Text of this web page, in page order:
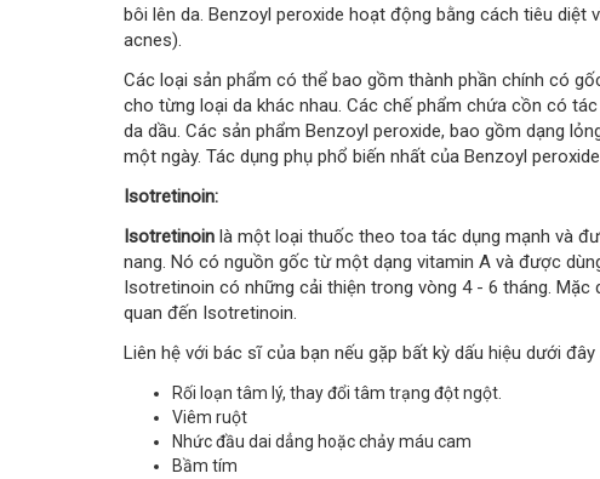
bôi lên da. Benzoyl peroxide hoạt động bằng cách tiêu diệt
acnes).
Các loại sản phẩm có thể bao gồm thành phần chính có
cho từng loại da khác nhau. Các chế phẩm chứa cồn có
da dầu. Các sản phẩm Benzoyl peroxide, bao gồm dạng
một ngày. Tác dụng phụ phổ biến nhất của Benzoyl
Isotretinoin:
Isotretinoin là một loại thuốc theo toa tác dụng mạnh và
nang. Nó có nguồn gốc từ một dạng vitamin A và được
Isotretinoin có những cải thiện trong vòng 4 - 6 tháng.
quan đến Isotretinoin.
Liên hệ với bác sĩ của bạn nếu gặp bất kỳ dấu hiệu dưới
Rối loạn tâm lý, thay đổi tâm trạng đột ngột.
Viêm ruột
Nhức đầu dai dẳng hoặc chảy máu cam
Bầm tím